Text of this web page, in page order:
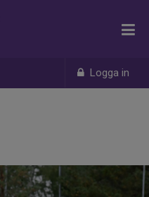
Logga in